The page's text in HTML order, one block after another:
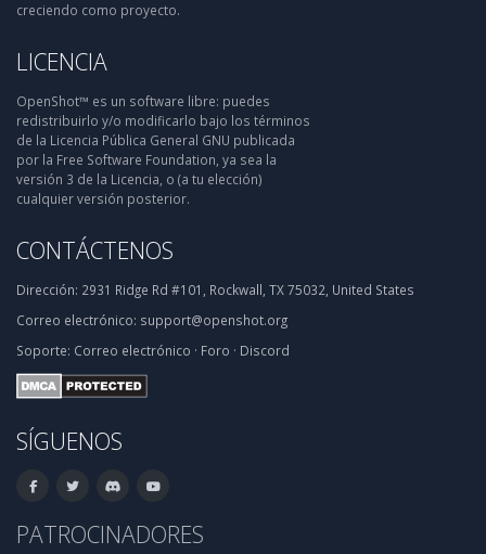
creciendo como proyecto.
LICENCIA
OpenShot™ es un software libre: puedes
redistribuirlo y/o modificarlo bajo los términos
de la Licencia Pública General GNU publicada
por la Free Software Foundation, ya sea la
versión 3 de la Licencia, o (a tu elección)
cualquier versión posterior.
CONTÁCTENOS
Dirección: 2931 Ridge Rd #101, Rockwall, TX 75032, United States
Correo electrónico: support@openshot.org
Soporte: Correo electrónico · Foro · Discord
SÍGUENOS
PATROCINADORES